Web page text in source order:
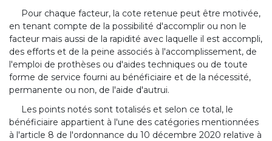
Pour chaque facteur, la cote retenue peut être motivée,
en tenant compte de la possibilité d'accomplir ou non le
facteur mais aussi de la rapidité avec laquelle il est accompli,
des efforts et de la peine associés à l'accomplissement, de
l'emploi de prothèses ou d'aides techniques ou de toute
forme de service fourni au bénéficiaire et de la nécessité,
permanente ou non, de l'aide d'autrui.
Les points notés sont totalisés et selon ce total, le
bénéficiaire appartient à l'une des catégories mentionnées
à l'article 8 de l'ordonnance du 10 décembre 2020 relative à